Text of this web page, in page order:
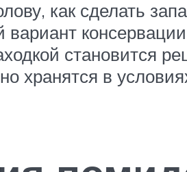
как сделать
становится
хранятся в